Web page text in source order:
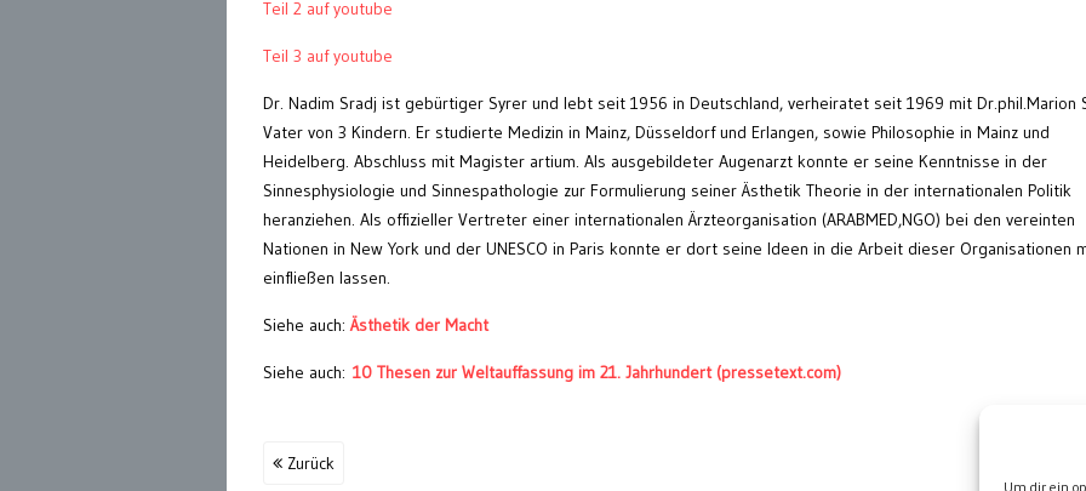
Um dir ein
Teil 2 auf youtube
Teil 3 auf youtube
Dr. Nadim Sradj ist gebürtiger Syrer und lebt seit 1956 in Deutschland, verheiratet seit 1969 mit Dr.phil.Marion
Vater von 3 Kindern. Er studierte Medizin in Mainz, Düsseldorf und Erlangen, sowie Philosophie in Mainz und
Heidelberg. Abschluss mit Magister artium. Als ausgebildeter Augenarzt konnte er seine Kenntnisse in der
Sinnesphysiologie und Sinnespathologie zur Formulierung seiner Ästhetik Theorie in der internationalen Politik
heranziehen. Als offizieller Vertreter einer internationalen Ärzteorganisation (ARABMED,NGO) bei den vereinten
Nationen in New York und der UNESCO in Paris konnte er dort seine Ideen in die Arbeit dieser Organisationen
einfließen lassen.
Siehe auch:Ästhetik der Macht
Siehe auch: 10 Thesen zur Weltauffassung im 21. Jahrhundert (pressetext.com)
Zurück